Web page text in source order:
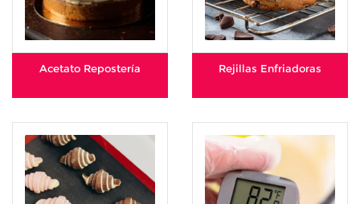
Acetato Repostería Rejillas Enfriadoras